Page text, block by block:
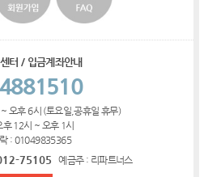
터 / 입금계좌안내
오후 6시 (토요일,공휴일 휴무)
후 12시 ~ 오후 1시
: 01049835365
75105 예금주 : 리파트너스